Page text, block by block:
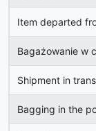
Item departed
Bagażowanie w
Shipment in
Bagging in the